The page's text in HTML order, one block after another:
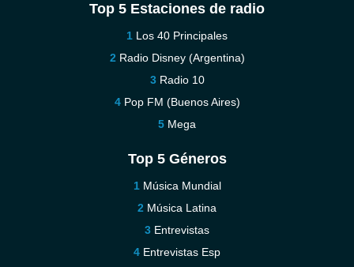
Top 5 Estaciones de radio
Los 40 Principales
Radio Disney (Argentina)
Radio 10
Pop FM (Buenos Aires)
Mega
Top 5 Géneros
Música Mundial
Música Latina
Entrevistas
Entrevistas Esp